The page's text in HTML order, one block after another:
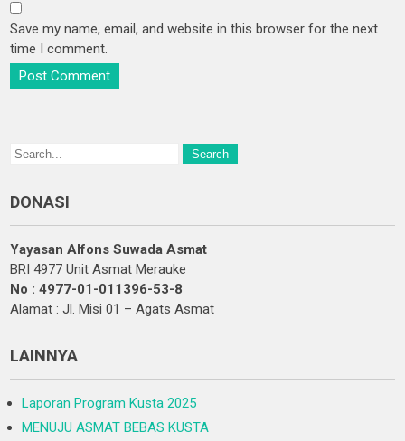
Save my name, email, and website in this browser for the next
time I comment.
DONASI
Yayasan Alfons Suwada Asmat
BRI 4977 Unit Asmat Merauke
No : 4977-01-011396-53-8
Alamat : Jl. Misi 01 – Agats Asmat
LAINNYA
Laporan Program Kusta 2025
MENUJU ASMAT BEBAS KUSTA